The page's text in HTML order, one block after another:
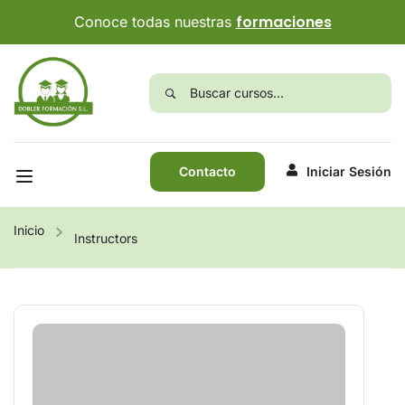
Conoce todas nuestras formaciones
Contacto Iniciar Sesión
Inicio
Instructors